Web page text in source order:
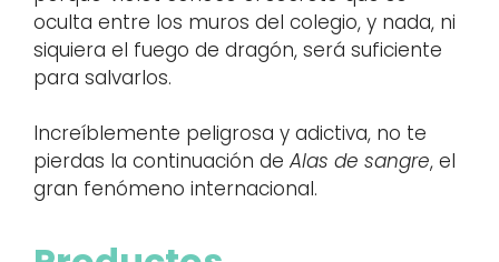
oculta entre los muros del colegio, y nada, ni
siquiera el fuego de dragón, será suficiente
para salvarlos.
Increíblemente peligrosa y adictiva, no te
pierdas la continuación de Alas de sangre, el
gran fenómeno internacional.